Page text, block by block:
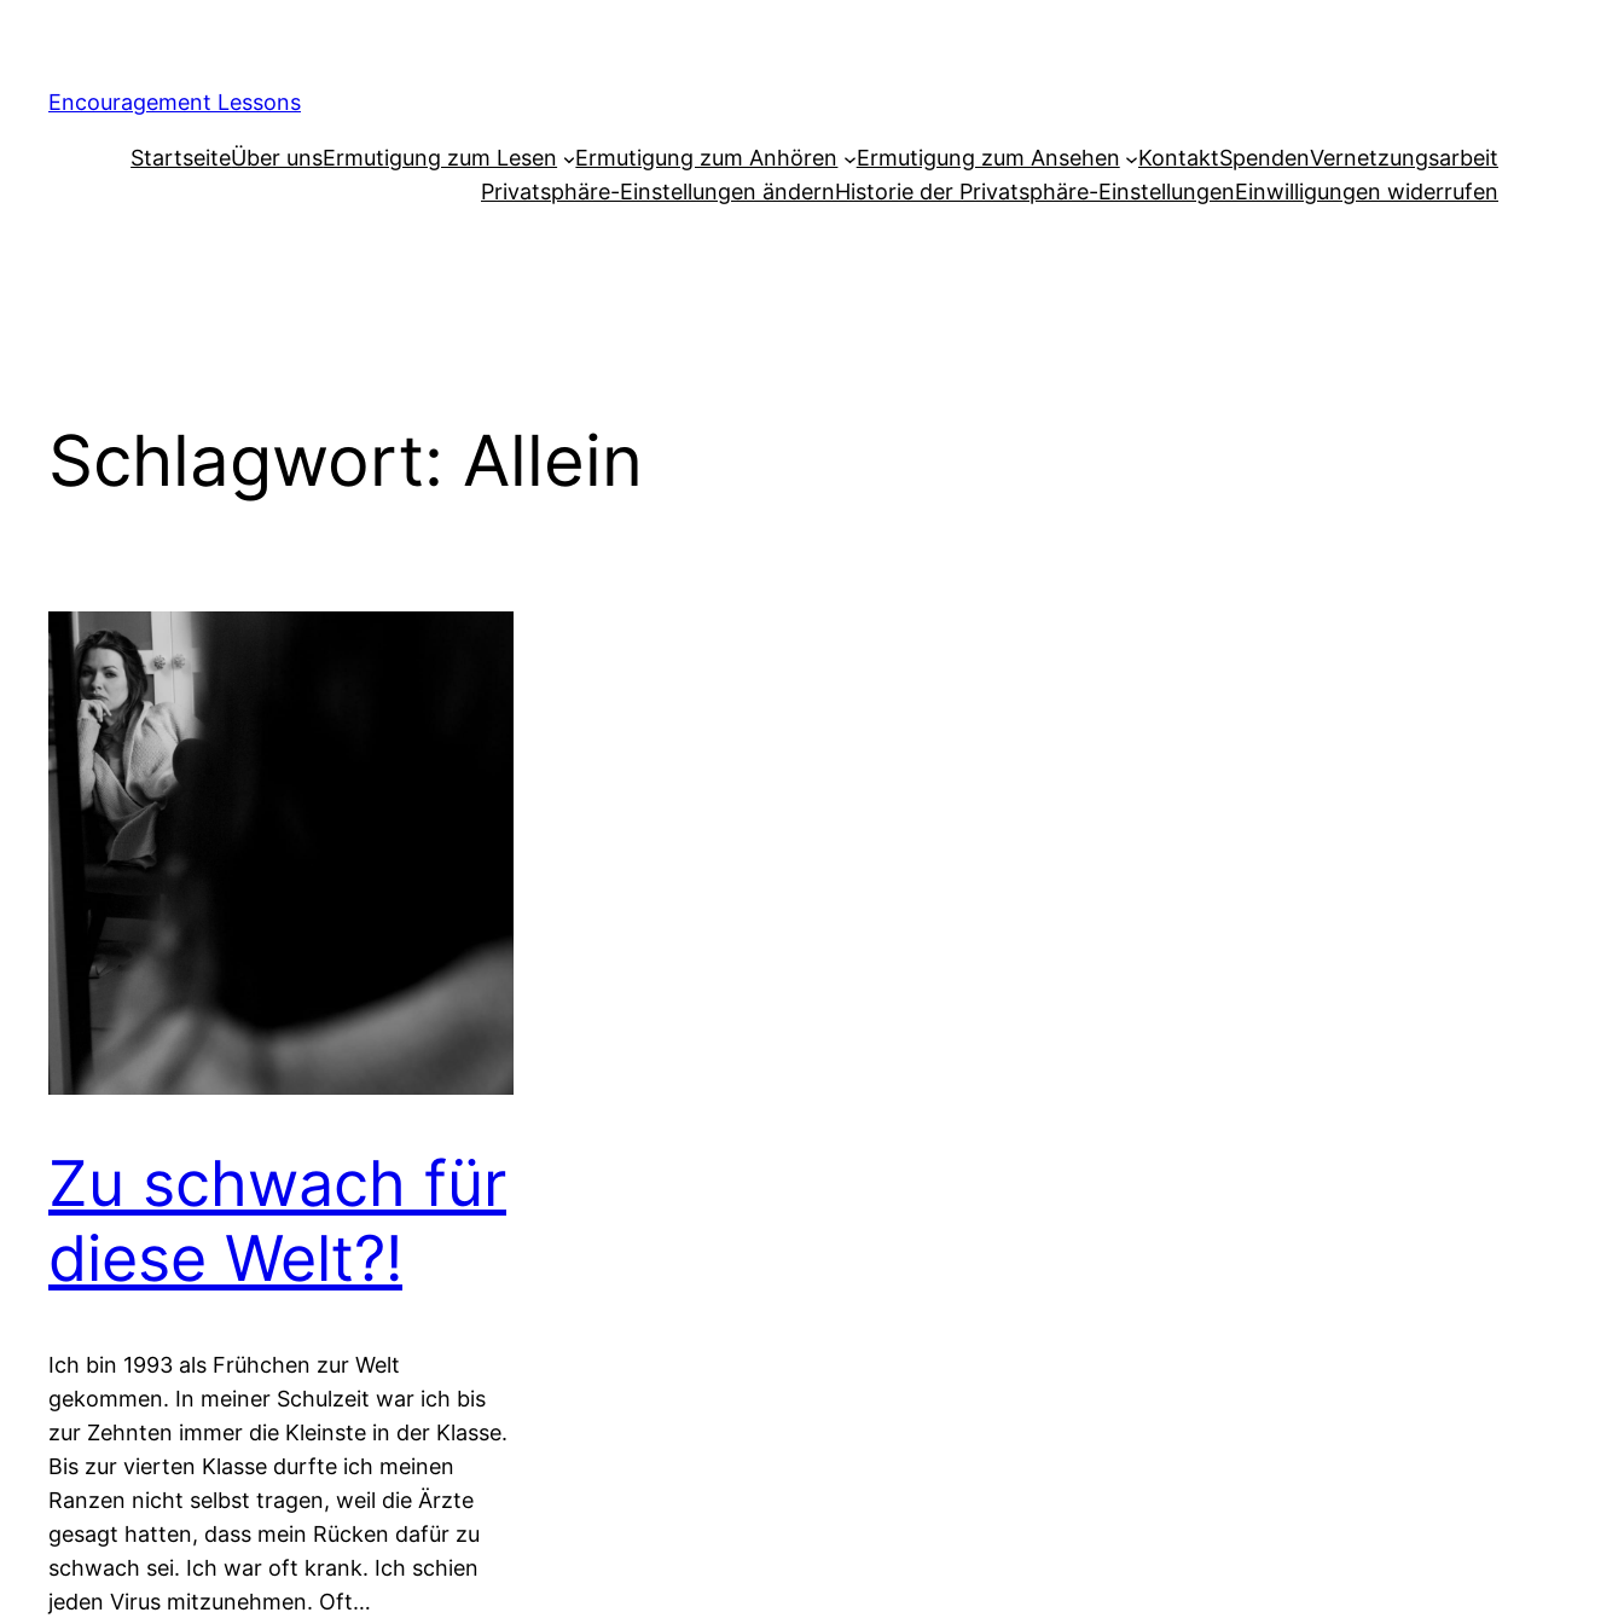
Encouragement Lessons
StartseiteÜber unsErmutigung zum Lesen Ermutigung zum Anhören Ermutigung zum Ansehen KontaktSpendenVernetzungsarbeit
Privatsphäre-Einstellungen ändernHistorie der Privatsphäre-EinstellungenEinwilligungen widerrufen
Schlagwort: Allein
Zu schwach für
diese Welt?!
Ich bin 1993 als Frühchen zur Welt
gekommen. In meiner Schulzeit war ich bis
zur Zehnten immer die Kleinste in der Klasse.
Bis zur vierten Klasse durfte ich meinen
Ranzen nicht selbst tragen, weil die Ärzte
gesagt hatten, dass mein Rücken dafür zu
schwach sei. Ich war oft krank. Ich schien
jeden Virus mitzunehmen. Oft…